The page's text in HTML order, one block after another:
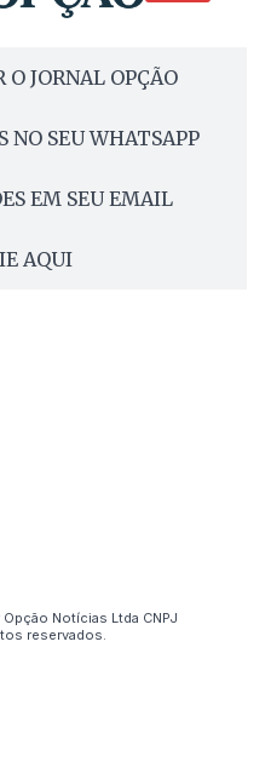
O JORNAL OPÇÃO
NO SEU WHATSAPP
EM SEU EMAIL
AQUI
Notícias Ltda CNPJ
reservados.